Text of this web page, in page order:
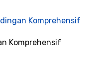
Komprehensif